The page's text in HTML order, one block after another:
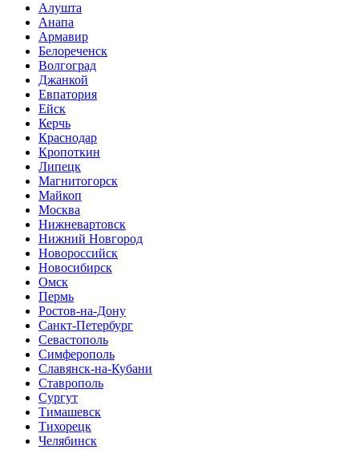
Алушта
Анапа
Армавир
Белореченск
Волгоград
Джанкой
Евпатория
Ейск
Керчь
Краснодар
Кропоткин
Липецк
Магнитогорск
Майкоп
Москва
Нижневартовск
Нижний Новгород
Новороссийск
Новосибирск
Омск
Пермь
Ростов-на-Дону
Санкт-Петербург
Севастополь
Симферополь
Славянск-на-Кубани
Ставрополь
Сургут
Тимашевск
Тихорецк
Челябинск